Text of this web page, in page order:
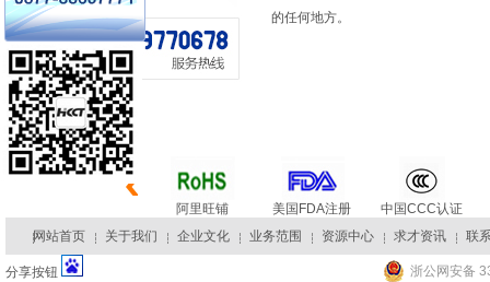
的任何地方。
阿里旺铺 美国FDA注册
中国CCC认证
网站首页
关于我们 企业文化 业务范围 资源中心 求才资讯 联
分享按钮 浙公网安备